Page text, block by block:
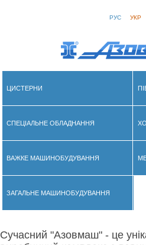
РУС УКР
ЦИСТЕРНИ
СПЕЦІАЛЬНЕ ОБЛАДНАННЯ
ВАЖКЕ МАШИНОБУДУВАННЯ
ЗАГАЛЬНЕ МАШИНОБУДУВАННЯ
Сучасний "Азовмаш" - це